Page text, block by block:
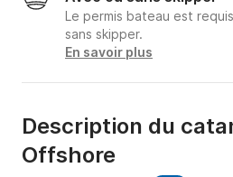
Le permis bateau est
sans skipper.
En savoir plus
Description du
Offshore